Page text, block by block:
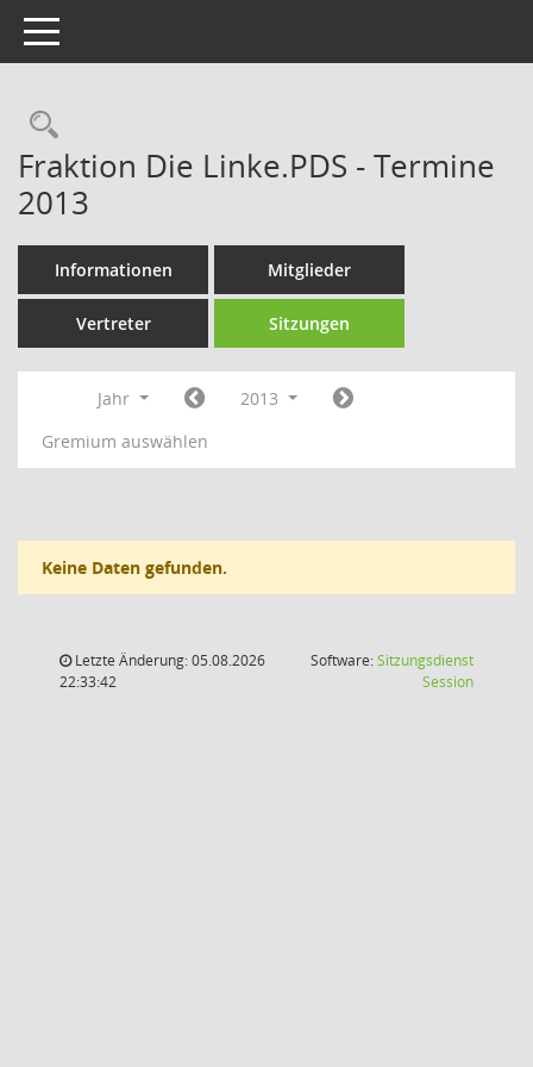
Toggle navigation
Rechercheauswahl
Fraktion Die Linke.PDS - Termine
2013
Informationen Mitglieder
Vertreter Sitzungen
Jahr
2013
Gremium auswählen
Keine Daten gefunden.
Letzte Änderung: 05.08.2026
22:33:42
Software:Sitzungsdienst
Session(Wird in